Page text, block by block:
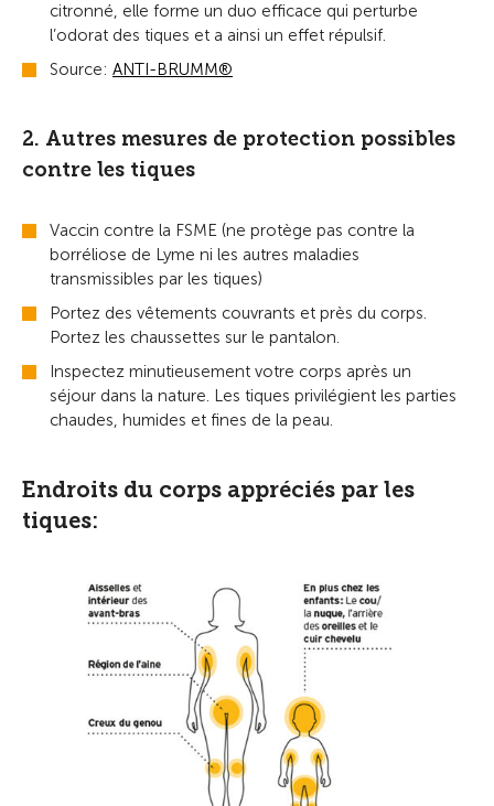
citronné, elle forme un duo efficace qui perturbe
l’odorat des tiques et a ainsi un effet répulsif.
Source: ANTI-BRUMM®
2. Autres mesures de protection possibles
contre les tiques
Vaccin contre la FSME (ne protège pas contre la
borréliose de Lyme ni les autres maladies
transmissibles par les tiques)
Portez des vêtements couvrants et près du corps.
Portez les chaussettes sur le pantalon.
Inspectez minutieusement votre corps après un
séjour dans la nature. Les tiques privilégient les parties
chaudes, humides et fines de la peau.
Endroits du corps appréciés par les
tiques: